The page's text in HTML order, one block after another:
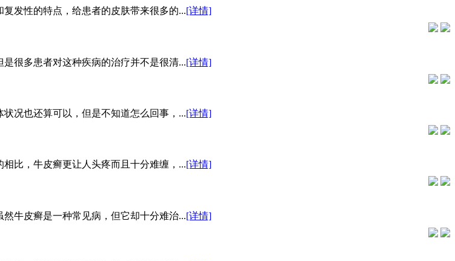
发性的特点，给患者的皮肤带来很多的...[详情]
很多患者对这种疾病的治疗并不是很清...[详情]
况也还算可以，但是不知道怎么回事，...[详情]
比，牛皮癣更让人头疼而且十分难缠，...[详情]
牛皮癣是一种常见病，但它却十分难治...[详情]